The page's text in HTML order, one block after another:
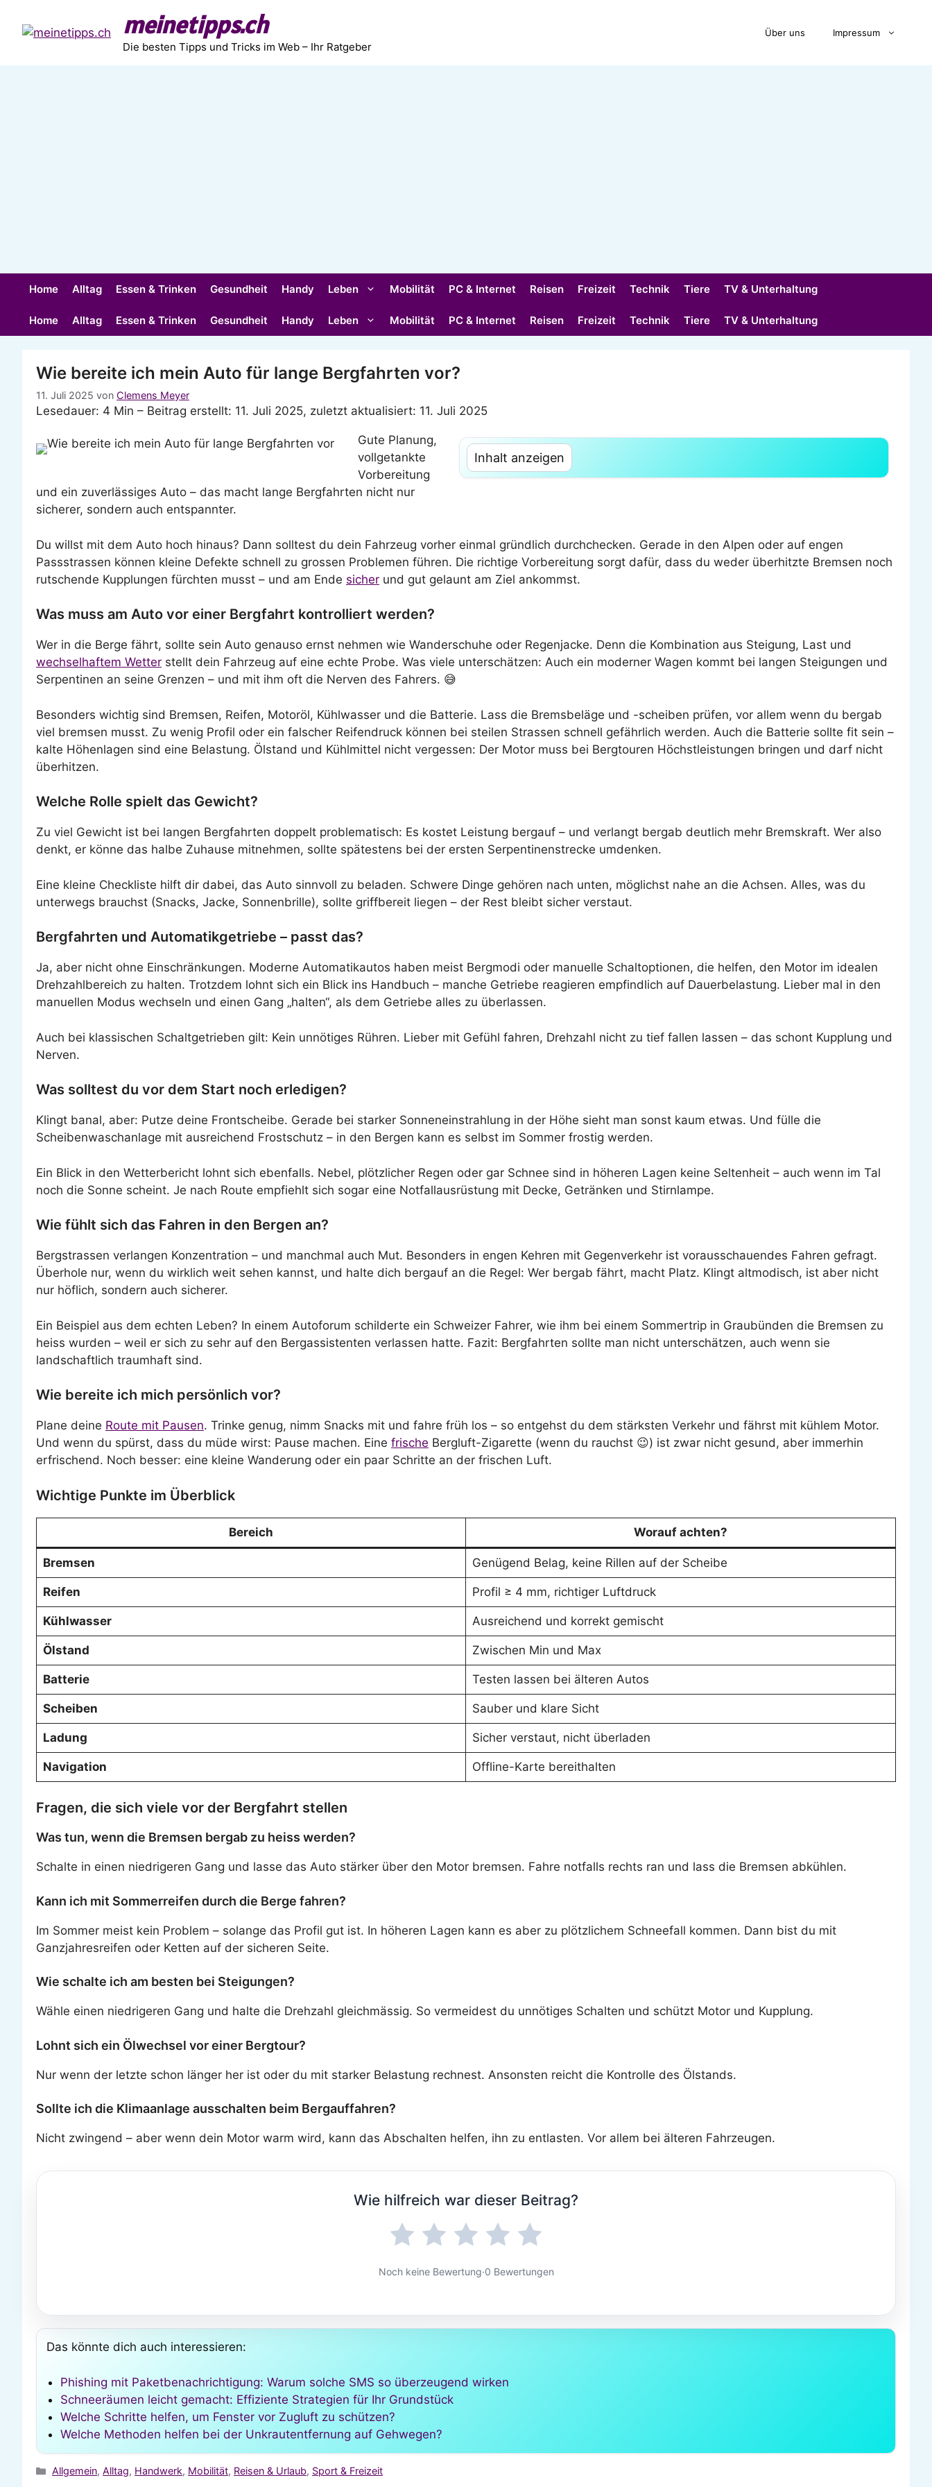
Inhalt
springen
meinetipps.ch
Die besten Tipps und Tricks im Web – Ihr Ratgeber
Über uns Impressum
Home Alltag Essen & Trinken Gesundheit Handy Leben Mobilität PC & Internet Reisen Freizeit Technik Tiere TV & Unterhaltung
Home Alltag Essen & Trinken Gesundheit Handy Leben Mobilität PC & Internet Reisen Freizeit Technik Tiere TV & Unterhaltung
Wie bereite ich mein Auto für lange Bergfahrten vor?
11. Juli 2025 von Clemens Meyer
Lesedauer: 4 Min – Beitrag erstellt: 11. Juli 2025, zuletzt aktualisiert: 11. Juli 2025
Inhalt anzeigen
Gute Planung,
vollgetankte
Vorbereitung
und ein zuverlässiges Auto – das macht lange Bergfahrten nicht nur
sicherer, sondern auch entspannter.
Du willst mit dem Auto hoch hinaus? Dann solltest du dein Fahrzeug vorher einmal gründlich durchchecken. Gerade in den Alpen oder auf engen
Passstrassen können kleine Defekte schnell zu grossen Problemen führen. Die richtige Vorbereitung sorgt dafür, dass du weder überhitzte Bremsen noch
rutschende Kupplungen fürchten musst – und am Ende sicher und gut gelaunt am Ziel ankommst.
Was muss am Auto vor einer Bergfahrt kontrolliert werden?
Wer in die Berge fährt, sollte sein Auto genauso ernst nehmen wie Wanderschuhe oder Regenjacke. Denn die Kombination aus Steigung, Last und
wechselhaftem Wetter stellt dein Fahrzeug auf eine echte Probe. Was viele unterschätzen: Auch ein moderner Wagen kommt bei langen Steigungen und
Serpentinen an seine Grenzen – und mit ihm oft die Nerven des Fahrers. 😅
Besonders wichtig sind Bremsen, Reifen, Motoröl, Kühlwasser und die Batterie. Lass die Bremsbeläge und -scheiben prüfen, vor allem wenn du bergab
viel bremsen musst. Zu wenig Profil oder ein falscher Reifendruck können bei steilen Strassen schnell gefährlich werden. Auch die Batterie sollte fit sein –
kalte Höhenlagen sind eine Belastung. Ölstand und Kühlmittel nicht vergessen: Der Motor muss bei Bergtouren Höchstleistungen bringen und darf nicht
überhitzen.
Welche Rolle spielt das Gewicht?
Zu viel Gewicht ist bei langen Bergfahrten doppelt problematisch: Es kostet Leistung bergauf – und verlangt bergab deutlich mehr Bremskraft. Wer also
denkt, er könne das halbe Zuhause mitnehmen, sollte spätestens bei der ersten Serpentinenstrecke umdenken.
Eine kleine Checkliste hilft dir dabei, das Auto sinnvoll zu beladen. Schwere Dinge gehören nach unten, möglichst nahe an die Achsen. Alles, was du
unterwegs brauchst (Snacks, Jacke, Sonnenbrille), sollte griffbereit liegen – der Rest bleibt sicher verstaut.
Bergfahrten und Automatikgetriebe – passt das?
Ja, aber nicht ohne Einschränkungen. Moderne Automatikautos haben meist Bergmodi oder manuelle Schaltoptionen, die helfen, den Motor im idealen
Drehzahlbereich zu halten. Trotzdem lohnt sich ein Blick ins Handbuch – manche Getriebe reagieren empfindlich auf Dauerbelastung. Lieber mal in den
manuellen Modus wechseln und einen Gang „halten“, als dem Getriebe alles zu überlassen.
Auch bei klassischen Schaltgetrieben gilt: Kein unnötiges Rühren. Lieber mit Gefühl fahren, Drehzahl nicht zu tief fallen lassen – das schont Kupplung und
Nerven.
Was solltest du vor dem Start noch erledigen?
Klingt banal, aber: Putze deine Frontscheibe. Gerade bei starker Sonneneinstrahlung in der Höhe sieht man sonst kaum etwas. Und fülle die
Scheibenwaschanlage mit ausreichend Frostschutz – in den Bergen kann es selbst im Sommer frostig werden.
Ein Blick in den Wetterbericht lohnt sich ebenfalls. Nebel, plötzlicher Regen oder gar Schnee sind in höheren Lagen keine Seltenheit – auch wenn im Tal
noch die Sonne scheint. Je nach Route empfiehlt sich sogar eine Notfallausrüstung mit Decke, Getränken und Stirnlampe.
Wie fühlt sich das Fahren in den Bergen an?
Bergstrassen verlangen Konzentration – und manchmal auch Mut. Besonders in engen Kehren mit Gegenverkehr ist vorausschauendes Fahren gefragt.
Überhole nur, wenn du wirklich weit sehen kannst, und halte dich bergauf an die Regel: Wer bergab fährt, macht Platz. Klingt altmodisch, ist aber nicht
nur höflich, sondern auch sicherer.
Ein Beispiel aus dem echten Leben? In einem Autoforum schilderte ein Schweizer Fahrer, wie ihm bei einem Sommertrip in Graubünden die Bremsen zu
heiss wurden – weil er sich zu sehr auf den Bergassistenten verlassen hatte. Fazit: Bergfahrten sollte man nicht unterschätzen, auch wenn sie
landschaftlich traumhaft sind.
Wie bereite ich mich persönlich vor?
Plane deine Route mit Pausen. Trinke genug, nimm Snacks mit und fahre früh los – so entgehst du dem stärksten Verkehr und fährst mit kühlem Motor.
Und wenn du spürst, dass du müde wirst: Pause machen. Eine frische Bergluft-Zigarette (wenn du rauchst 😉) ist zwar nicht gesund, aber immerhin
erfrischend. Noch besser: eine kleine Wanderung oder ein paar Schritte an der frischen Luft.
Wichtige Punkte im Überblick
Bereich Worauf achten?
Bremsen Genügend Belag, keine Rillen auf der Scheibe
Reifen Profil ≥ 4 mm, richtiger Luftdruck
Kühlwasser Ausreichend und korrekt gemischt
Ölstand Zwischen Min und Max
Batterie Testen lassen bei älteren Autos
Scheiben Sauber und klare Sicht
Ladung Sicher verstaut, nicht überladen
Navigation Offline-Karte bereithalten
Fragen, die sich viele vor der Bergfahrt stellen
Was tun, wenn die Bremsen bergab zu heiss werden?
Schalte in einen niedrigeren Gang und lasse das Auto stärker über den Motor bremsen. Fahre notfalls rechts ran und lass die Bremsen abkühlen.
Kann ich mit Sommerreifen durch die Berge fahren?
Im Sommer meist kein Problem – solange das Profil gut ist. In höheren Lagen kann es aber zu plötzlichem Schneefall kommen. Dann bist du mit
Ganzjahresreifen oder Ketten auf der sicheren Seite.
Wie schalte ich am besten bei Steigungen?
Wähle einen niedrigeren Gang und halte die Drehzahl gleichmässig. So vermeidest du unnötiges Schalten und schützt Motor und Kupplung.
Lohnt sich ein Ölwechsel vor einer Bergtour?
Nur wenn der letzte schon länger her ist oder du mit starker Belastung rechnest. Ansonsten reicht die Kontrolle des Ölstands.
Sollte ich die Klimaanlage ausschalten beim Bergauffahren?
Nicht zwingend – aber wenn dein Motor warm wird, kann das Abschalten helfen, ihn zu entlasten. Vor allem bei älteren Fahrzeugen.
Wie hilfreich war dieser Beitrag?
Noch keine Bewertung·0 Bewertungen
Das könnte dich auch interessieren:
Phishing mit Paketbenachrichtigung: Warum solche SMS so überzeugend wirken
Schneeräumen leicht gemacht: Effiziente Strategien für Ihr Grundstück
Welche Schritte helfen, um Fenster vor Zugluft zu schützen?
Welche Methoden helfen bei der Unkrautentfernung auf Gehwegen?
Kategorien
Allgemein,Alltag, Handwerk, Mobilität, Reisen & Urlaub, Sport & Freizeit